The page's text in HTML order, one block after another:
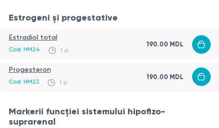
Estrogeni și progestative
Estradiol total
Cod: HM24 1 zi
190.00 MDL
Progesteron
Cod: HM23 1 zi
190.00 MDL
Markerii funcției sistemului hipofizo-
suprarenal